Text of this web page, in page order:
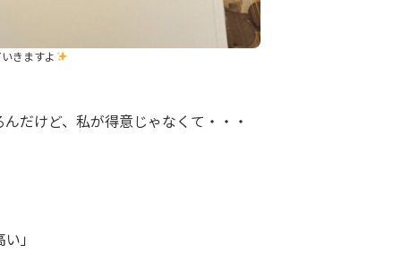
きますよ
だけど、私が得意じゃなくて・・・
」